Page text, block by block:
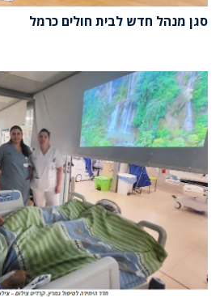
סגן מנהל חדש לבית חולים כרמל